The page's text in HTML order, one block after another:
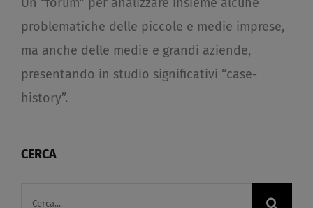
problematiche delle piccole e medie imprese,
ma anche delle medie e grandi aziende,
presentando in studio significativi “case-
history”.
CERCA